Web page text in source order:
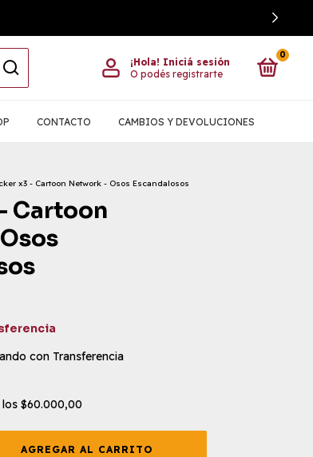
¡Hola! Iniciá sesión
O podés registrarte
0
CONTACTO CAMBIOS Y DEVOLUCIONES
x3 - Cartoon Network - Osos Escandalosos
Cartoon
con Transferencia
los $60.000,00